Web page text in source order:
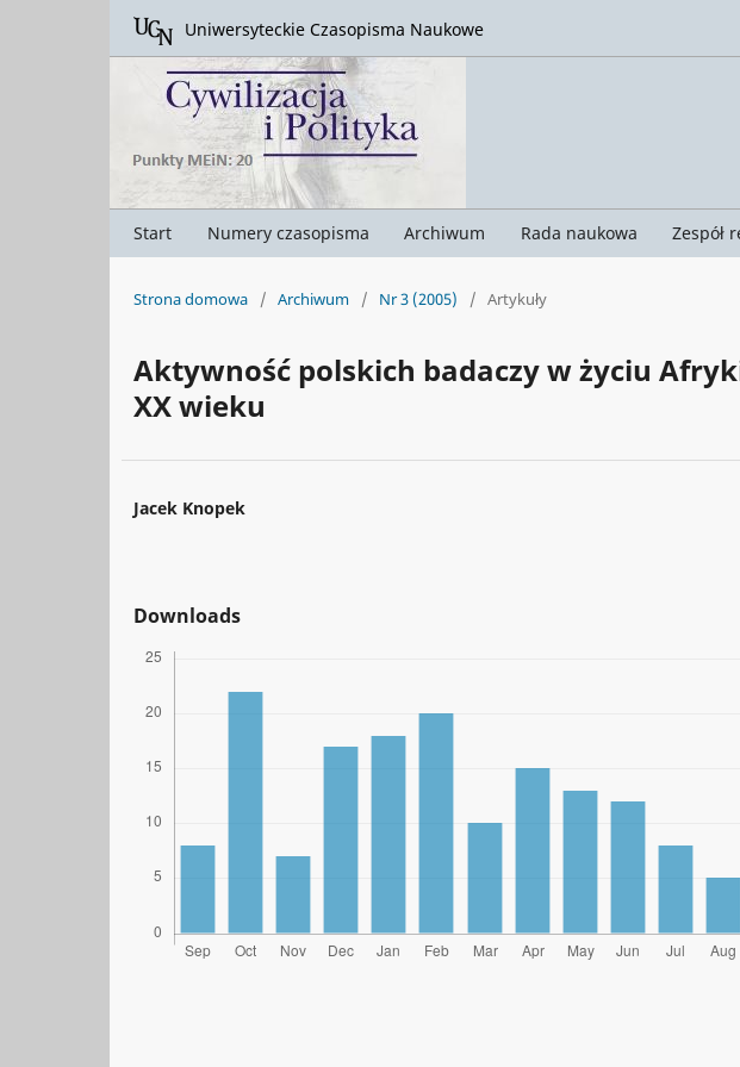
Start Numery czasopisma Archiwum Rada naukowa Zespół
Uniwersyteckie Czasopisma Naukowe
Strona domowa / Archiwum / Nr 3 (2005) / Artykuły
Aktywność polskich badaczy w życiu
XX wieku
Jacek Knopek
Downloads